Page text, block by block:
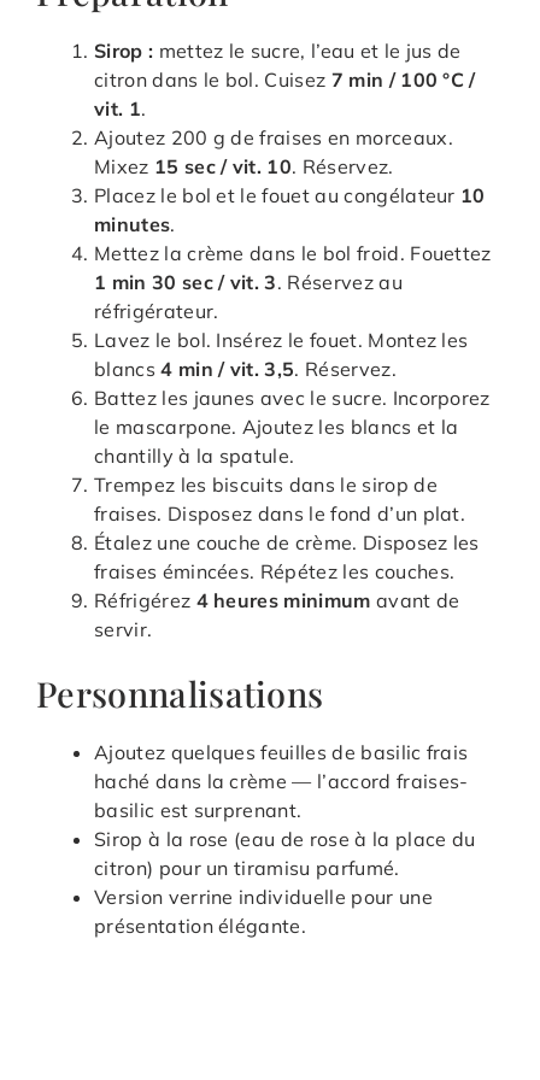
Sirop : mettez le sucre, l’eau et le jus de
citron dans le bol. Cuisez 7 min / 100 °C /
vit. 1.
Ajoutez 200 g de fraises en morceaux.
Mixez 15 sec / vit. 10. Réservez.
Placez le bol et le fouet au congélateur 10
minutes.
Mettez la crème dans le bol froid. Fouettez
1 min 30 sec / vit. 3. Réservez au
réfrigérateur.
Lavez le bol. Insérez le fouet. Montez les
blancs4 min / vit. 3,5. Réservez.
Battez les jaunes avec le sucre. Incorporez
le mascarpone. Ajoutez les blancs et la
chantilly à la spatule.
Trempez les biscuits dans le sirop de
fraises. Disposez dans le fond d’un plat.
Étalez une couche de crème. Disposez les
fraises émincées. Répétez les couches.
Réfrigérez 4 heures minimum avant de
servir.
Personnalisations
Ajoutez quelques feuilles de basilic frais
haché dans la crème — l’accord fraises-
basilic est surprenant.
Sirop à la rose (eau de rose à la place du
citron) pour un tiramisu parfumé.
Version verrine individuelle pour une
présentation élégante.